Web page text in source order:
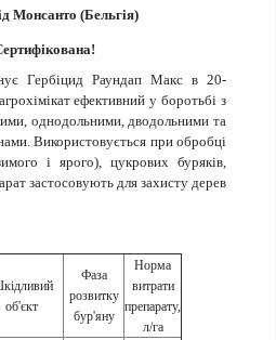
Монсанто (Бельгія)
Гербіцид Раундап Макс в 20-
ефективний у боротьбі з
однодольними, дводольними та
Використовується при обробці
і ярого), цукрових буряків,
застосовують для захисту дерев
об'єкт
Фаза
розвитку
бур'яну
Норма
витрати
препарату,
л/га